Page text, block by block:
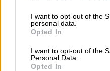
I want to opt-out of the
personal data.
Opted In
I want to opt-out of the
Personal Data.
Opted In
traducción
apps de
UU.